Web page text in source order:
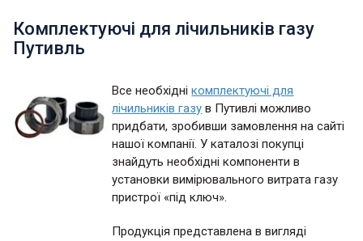
Комплектуючі для лічильників газу
Путивль
Все необхіднікомплектуючі для
лічильників газу в Путивлі можливо
придбати, зробивши замовлення на сайті
нашої компанії. У каталозі покупці
знайдуть необхідні компоненти в
установки вимірювального витрата газу
пристрої «під ключ».
Продукція представлена в вигляді